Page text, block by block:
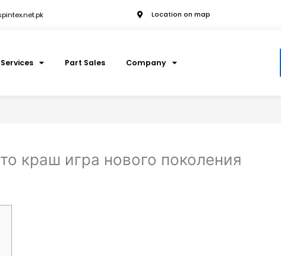
Location on map
Services Part Sales Company
краш игра нового поколения